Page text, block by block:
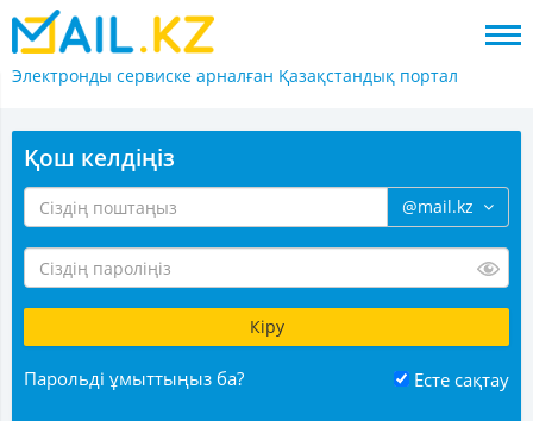
Электронды сервиске арналған Қазақстандық портал
Қош келдіңіз
@mail.kz
Парольді ұмыттыңыз ба? Есте сақтау